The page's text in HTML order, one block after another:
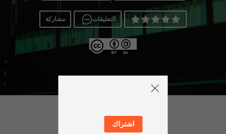
التعليقات مشاركة
اشتراك